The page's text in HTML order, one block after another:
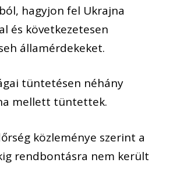
hagyjon fel Ukrajna
és következetesen
államérdekeket.
tüntetésen néhány
mellett tüntettek.
közleménye szerint a
rendbontásra nem került